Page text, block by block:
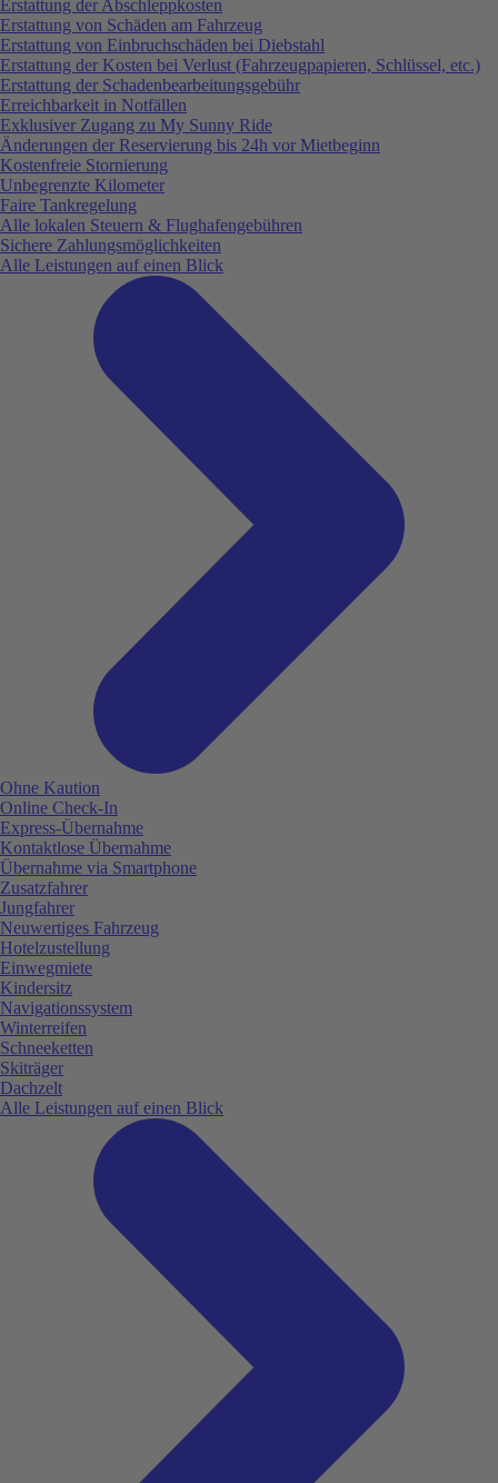
Erstattung der Abschleppkosten
Erstattung von Schäden am Fahrzeug
Erstattung von Einbruchschäden bei Diebstahl
Erstattung der Kosten bei Verlust (Fahrzeugpapieren, Schlüssel, etc.)
Erstattung der Schadenbearbeitungsgebühr
Erreichbarkeit in Notfällen
Exklusiver Zugang zu My Sunny Ride
Änderungen der Reservierung bis 24h vor Mietbeginn
Kostenfreie Stornierung
Unbegrenzte Kilometer
Faire Tankregelung
Alle lokalen Steuern & Flughafengebühren
Sichere Zahlungsmöglichkeiten
Alle Leistungen auf einen Blick
Ohne Kaution
Online Check-In
Express-Übernahme
Kontaktlose Übernahme
Übernahme via Smartphone
Zusatzfahrer
Jungfahrer
Neuwertiges Fahrzeug
Hotelzustellung
Einwegmiete
Kindersitz
Navigationssystem
Winterreifen
Schneeketten
Skiträger
Dachzelt
Alle Leistungen auf einen Blick